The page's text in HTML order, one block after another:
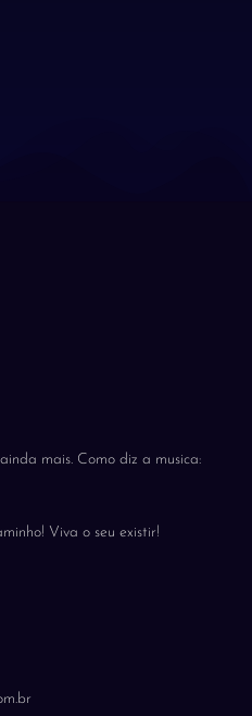
mais. Como diz a musica:
Viva o seu existir!